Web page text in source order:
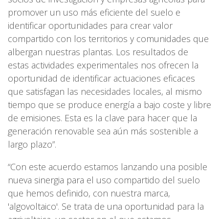
promover un uso más eficiente del suelo e
identificar oportunidades para crear valor
compartido con los territorios y comunidades que
albergan nuestras plantas. Los resultados de
estas actividades experimentales nos ofrecen la
oportunidad de identificar actuaciones eficaces
que satisfagan las necesidades locales, al mismo
tiempo que se produce energía a bajo coste y libre
de emisiones. Esta es la clave para hacer que la
generación renovable sea aún más sostenible a
largo plazo”.
“Con este acuerdo estamos lanzando una posible
nueva sinergia para el uso compartido del suelo
que hemos definido, con nuestra marca,
'algovoltaico'. Se trata de una oportunidad para la